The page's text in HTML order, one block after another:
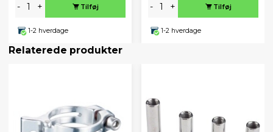
- + Tilføj
1-2 hverdage
- + Tilføj
1-2 hverdage
Relaterede produkter